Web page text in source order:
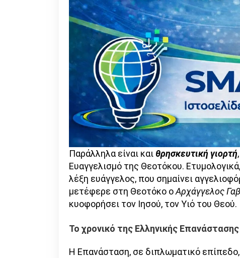
Παράλληλα είναι και θρησκευτική γιορτή
Ευαγγελισμό της Θεοτόκου.
λέξη ευάγγελος, που σημαίνει
μετέφερε στη Θεοτόκο οΑρχάγγελος
κυοφορήσει τον Ιησού, τον Υιό του Θεού.
Το χρονικό της Ελληνικής Επανάστασης
Η Επανάσταση, σε διπλωματικό